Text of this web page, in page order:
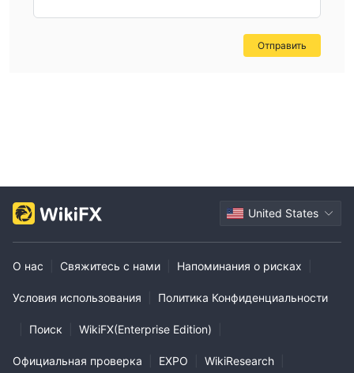
Отправить
United States
О нас Свяжитесь с нами Напоминания о рисках
Условия использования Политика Конфиденциальности
Поиск WikiFX(Enterprise Edition)
Официальная проверка EXPO WikiResearch